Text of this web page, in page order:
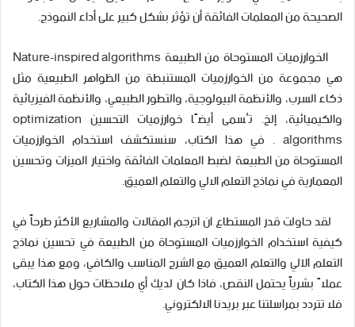
الصحيحة من المعلمات الفائقة أن تؤثر بشكل كبير على أداء النموذج.
الخوارزميات المستوحاة من الطبيعة Nature-inspired algorithms
هي مجموعة من الخوارزميات المستنبطة من الظواهر الطبيعية مثل
ذكاء السرب، والأنظمة البيولوجية، والتطور الطبيعي، والأنظمة الفيزيائية
والكيميائية، إلخ. تُسمى أيضًا خوارزميات التحسين optimization
algorithms . في هذا الكتاب، سنستكشف استخدام الخوارزميات
المستوحاة من الطبيعة لضبط المعلمات الفائقة واختيار الميزات وتحسين
المعمارية في نماذج التعلم الالي والتعلم العميق.
لقد حاولت قدر المستطاع ان اترجم المقالات والمشاريع الأكثر طرحاً في
كيفية استخدام الخوارزميات المستوحاة من الطبيعة في تحسين نماذج
التعلم الآلي والتعلم العميق مع الشرح المناسب والكافي، ومع هذا يبقى
عملاً بشرياً يحتمل النقص، فاذا كان لديك أي ملاحظات حول هذا الكتاب،
فلا تتردد بمراسلتنا عبر بريدنا الالكتروني.